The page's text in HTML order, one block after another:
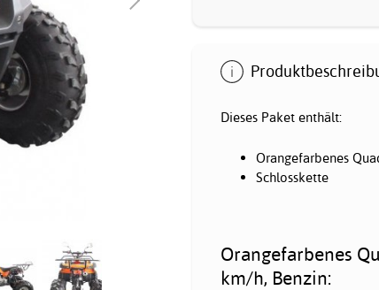
Dieses Paket enthält:
Orangefarbenes
Schlosskette
Orangefarbenes
km/h, Benzin: